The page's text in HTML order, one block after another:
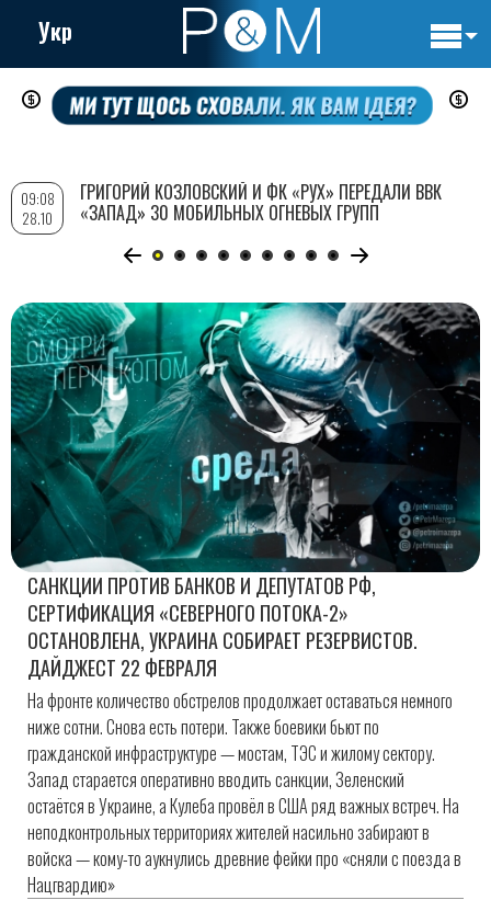
Перейти
содержанию
Укр
САНКЦИИ ПРОТИВ БАНКОВ И ДЕПУТАТОВ РФ,
СЕРТИФИКАЦИЯ «СЕВЕРНОГО ПОТОКА-2»
ОСТАНОВЛЕНА, УКРАИНА СОБИРАЕТ РЕЗЕРВИСТОВ.
ДАЙДЖЕСТ 22 ФЕВРАЛЯ
На фронте количество обстрелов продолжает оставаться немного
ниже сотни. Снова есть потери. Также боевики бьют по
гражданской инфраструктуре — мостам, ТЭС и жилому сектору.
Запад старается оперативно вводить санкции, Зеленский
остаётся в Украине, а Кулеба провёл в США ряд важных встреч. На
неподконтрольных территориях жителей насильно забирают в
войска — кому-то аукнулись древние фейки про «сняли с поезда в
Нацгвардию»
09:08
28.10
ГРИГОРИЙ КОЗЛОВСКИЙ И ФК «РУХ» ПЕРЕДАЛИ ВВК
«ЗАПАД» 30 МОБИЛЬНЫХ ОГНЕВЫХ ГРУПП